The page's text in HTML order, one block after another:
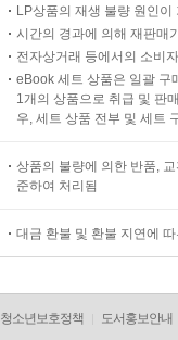
LP상품의 재생 불량 원인
시간의 경과에 의해 재판매
전자상거래 등에서의 소비
eBook 세트 상품은 일괄 구
1개의 상품으로 취급 및 판
우, 세트 상품 전부 및 세트
상품의 불량에 의한 반품,
준하여 처리됨
대금 환불 및 환불 지연에
청소년보호정책 도서홍보안내